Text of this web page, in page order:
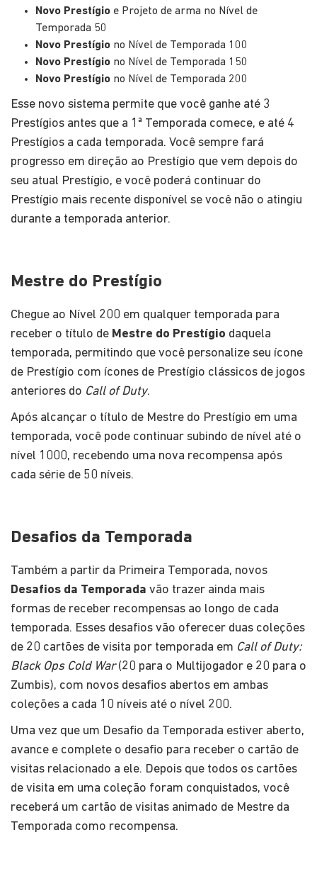
Novo Prestígio e Projeto de arma no Nível de
Temporada 50
Novo Prestígio no Nível de Temporada 100
Novo Prestígio no Nível de Temporada 150
Novo Prestígio no Nível de Temporada 200
Esse novo sistema permite que você ganhe até 3
Prestígios antes que a 1ª Temporada comece, e até 4
Prestígios a cada temporada. Você sempre fará
progresso em direção ao Prestígio que vem depois do
seu atual Prestígio, e você poderá continuar do
Prestígio mais recente disponível se você não o atingiu
durante a temporada anterior.
Mestre do Prestígio
Chegue ao Nível 200 em qualquer temporada para
receber o título de Mestre do Prestígio daquela
temporada, permitindo que você personalize seu ícone
de Prestígio com ícones de Prestígio clássicos de jogos
anteriores do Call of Duty.
Após alcançar o título de Mestre do Prestígio em uma
temporada, você pode continuar subindo de nível até o
nível 1000, recebendo uma nova recompensa após
cada série de 50 níveis.
Desafios da Temporada
Também a partir da Primeira Temporada, novos
Desafios da Temporada vão trazer ainda mais
formas de receber recompensas ao longo de cada
temporada. Esses desafios vão oferecer duas coleções
de 20 cartões de visita por temporada em Call of Duty:
Black Ops Cold War(20 para o Multijogador e 20 para o
Zumbis), com novos desafios abertos em ambas
coleções a cada 10 níveis até o nível 200.
Uma vez que um Desafio da Temporada estiver aberto,
avance e complete o desafio para receber o cartão de
visitas relacionado a ele. Depois que todos os cartões
de visita em uma coleção foram conquistados, você
receberá um cartão de visitas animado de Mestre da
Temporada como recompensa.